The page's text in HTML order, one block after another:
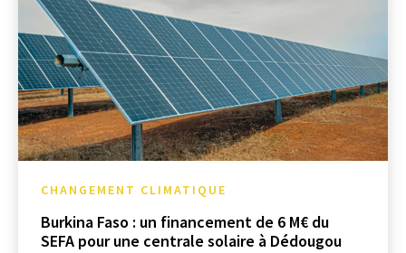
CHANGEMENT CLIMATIQUE
Burkina Faso : un financement de 6 M€ du
SEFA pour une centrale solaire à Dédougou